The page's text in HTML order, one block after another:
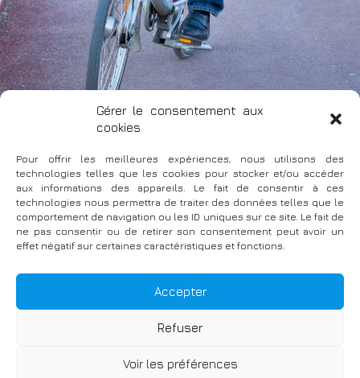
Gérer le consentement aux
cookies
Pour offrir les meilleures expériences, nous utilisons des
technologies telles que les cookies pour stocker et/ou accéder
aux informations des appareils. Le fait de consentir à ces
technologies nous permettra de traiter des données telles que le
comportement de navigation ou les ID uniques sur ce site. Le fait de
ne pas consentir ou de retirer son consentement peut avoir un
effet négatif sur certaines caractéristiques et fonctions.
Accepter
Refuser
Voir les préférences
IMG_4985